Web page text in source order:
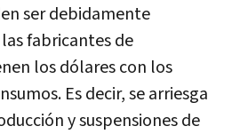
ser debidamente
fabricantes de
los dólares con los
Es decir, se arriesga
y suspensiones de